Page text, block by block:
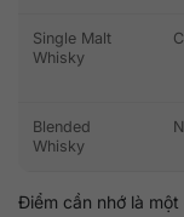
Single Malt
Whisky
Blended
Whisky
Điểm cần nhớ là